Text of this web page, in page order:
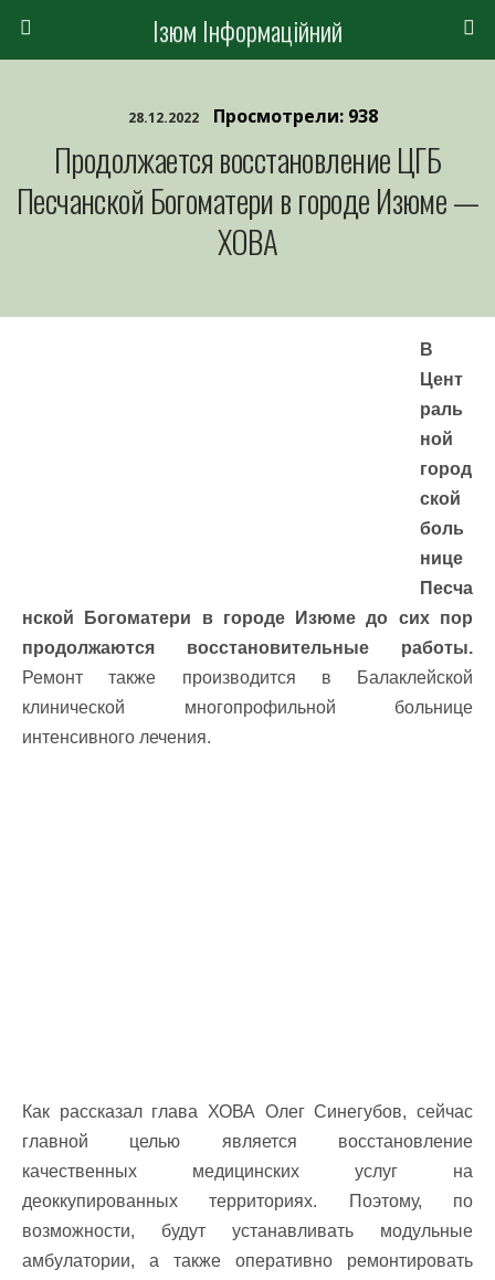
Ізюм Інформаційний
28.12.2022 Просмотрели: 938
Продолжается восстановление ЦГБ
Песчанской Богоматери в городе Изюме —
ХОВА
В
Цент
раль
ной
город
ской
боль
нице
Песча
нской Богоматери в городе Изюме до сих пор
продолжаются восстановительные работы.
Ремонт также производится в Балаклейской
клинической многопрофильной больнице
интенсивного лечения.
Как рассказал глава ХОВА Олег Синегубов, сейчас
главной целью является восстановление
качественных медицинских услуг на
деоккупированных территориях. Поэтому, по
возможности, будут устанавливать модульные
амбулатории, а также оперативно ремонтировать